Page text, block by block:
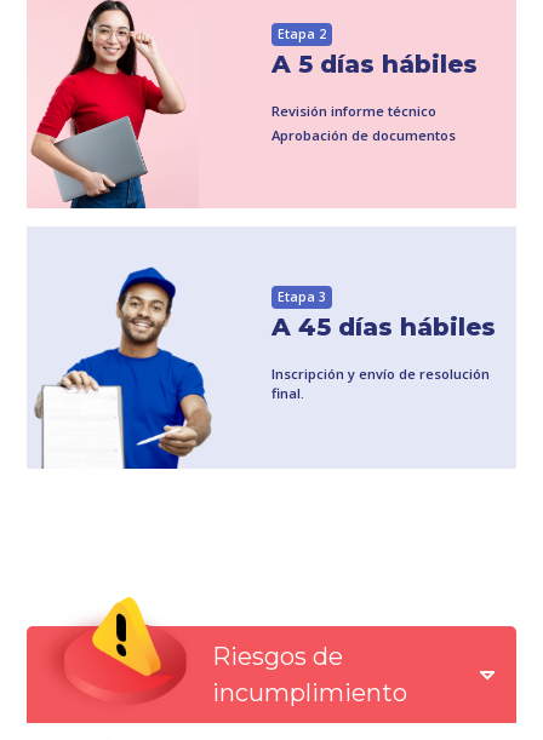
Etapa 2
A 5 días hábiles
Revisión informe técnico
Aprobación de documentos
Etapa 3
A 45 días hábiles
Inscripción y envío de resolución
final.
Riesgos de
incumplimiento